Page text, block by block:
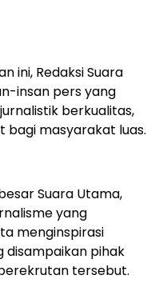
ini, Redaksi Suara
insan pers yang
berkualitas,
masyarakat luas.
Suara Utama,
yang
menginspirasi
disampaikan pihak
tersebut.